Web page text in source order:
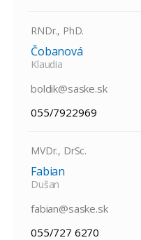
RNDr., PhD.
Čobanová
Klaudia
boldik@saske.sk
055/7922969
MVDr., DrSc.
Fabian
Dušan
fabian@saske.sk
055/727 6270